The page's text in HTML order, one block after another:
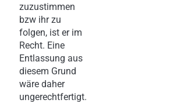
zuzustimmen
bzw ihr zu
folgen, ist er im
Recht. Eine
Entlassung aus
diesem Grund
wäre daher
ungerechtfertigt.